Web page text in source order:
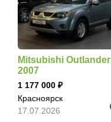
Mitsubishi Outlander
2007
1 177 000
Красноярск
17.07.2026